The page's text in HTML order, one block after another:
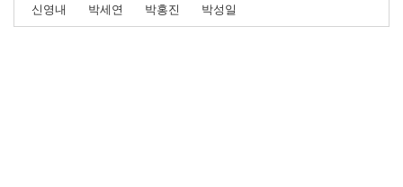
신영내
박세연
박홍진
박성일